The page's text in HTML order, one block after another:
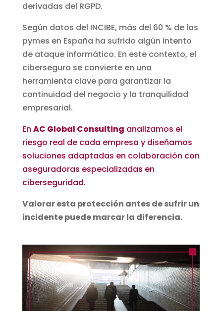
derivadas del RGPD.
Según datos del INCIBE, más del 60 % de las
pymes en España ha sufrido algún intento
de ataque informático. En este contexto, el
ciberseguro se convierte en una
herramienta clave para garantizar la
continuidad del negocio y la tranquilidad
empresarial.
En AC Global Consulting analizamos el
riesgo real de cada empresa y diseñamos
soluciones adaptadas en colaboración con
aseguradoras especializadas en
ciberseguridad.
Valorar esta protección antes de sufrir un
incidente puede marcar la diferencia.